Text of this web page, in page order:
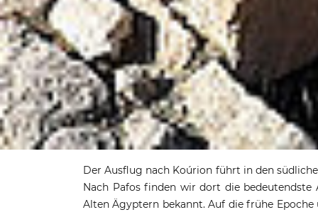
Ausflug zum
Der Ausflug nach Koúrion führt in den
Nach Pafos finden wir dort die
Alten Ägyptern bekannt. Auf die frühe